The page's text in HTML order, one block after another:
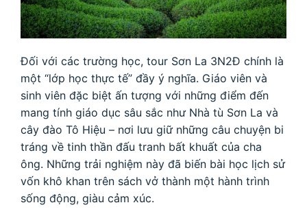
Đối với các trường học, tour Sơn La 3N2Đ chính là
một “lớp học thực tế” đầy ý nghĩa. Giáo viên và
sinh viên đặc biệt ấn tượng với những điểm đến
mang tính giáo dục sâu sắc như Nhà tù Sơn La và
cây đào Tô Hiệu – nơi lưu giữ những câu chuyện bi
tráng về tinh thần đấu tranh bất khuất của cha
ông. Những trải nghiệm này đã biến bài học lịch sử
vốn khô khan trên sách vở thành một hành trình
sống động, giàu cảm xúc.